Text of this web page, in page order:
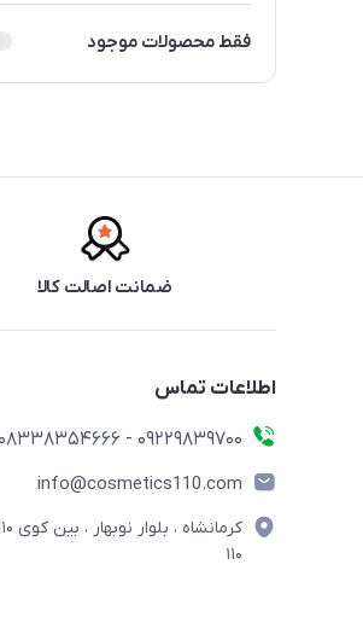
فقط محصولات موجود
ضمانت اصالت کالا
اطلاعات تماس
09229839700 - 08338354666
info@cosmetics110.com
۱۱۰